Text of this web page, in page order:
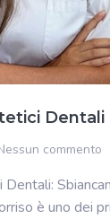
Dentali
commento
è uno dei